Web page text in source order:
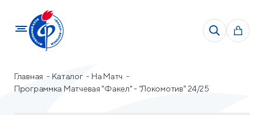
Главная Каталог
На Матч
Программка Матчевая "Факел" - "Локомотив" 24/25